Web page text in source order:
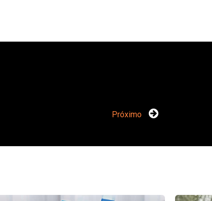
Próximo